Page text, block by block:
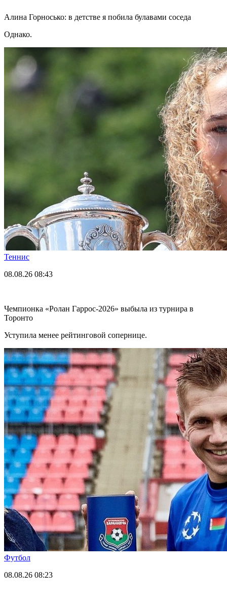
Алина Горносько: в детстве я побила булавами соседа
Однако.
Теннис
08.08.26 08:43
Чемпионка «Ролан Гаррос-2026» выбыла из турнира в
Торонто
Уступила менее рейтинговой сопернице.
Футбол
08.08.26 08:23